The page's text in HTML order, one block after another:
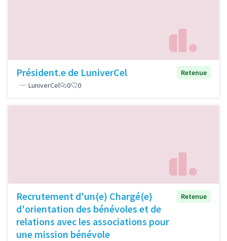
Président.e de LuniverCel
Retenue
LuniverCel
0 0
Recrutement d'un(e) Chargé(e)
d'orientation des bénévoles et de
relations avec les associations pour
une mission bénévole
Retenue